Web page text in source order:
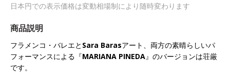
日本円での表示価格は変動相場制により随時変わります
商品説明
フラメンコ・バレエと Sara Barasアート、両方の素晴らしいパ
フォーマンスによる『MARIANA PINEDA』のバージョンは荘厳
です。